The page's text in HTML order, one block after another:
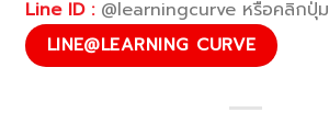
Line ID :@learningcurve หรือคลิกปุ่ม
LINE@LEARNING CURVE